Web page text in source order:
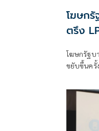
โฆษก
ตรึง
ดันเ
โฆษกรัฐบ
ขยับขึ้นครั้
เม็ดเงินสู่
กว่า 7.1